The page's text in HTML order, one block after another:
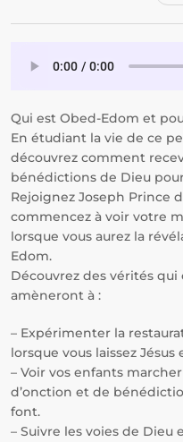
Qui est Obed-Edom et
En étudiant la vie de ce
découvrez comment
bénédictions de Dieu
Rejoignez Joseph Prince
commencez à voir votre
lorsque vous aurez la
Edom.
Découvrez des vérités
amèneront à :
– Expérimenter la
lorsque vous laissez
– Voir vos enfants
d’onction et de
font.
– Suivre les voies de Dieu